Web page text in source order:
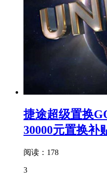
捷途超级置换
30000元置换补
阅读：178
3